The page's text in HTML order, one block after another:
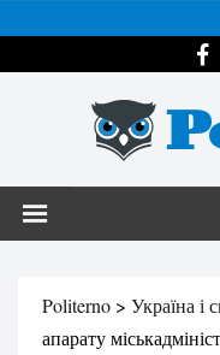
Politerno > Україна і
апарату